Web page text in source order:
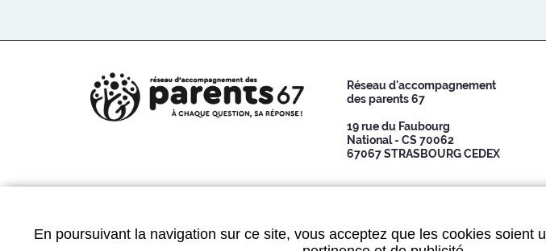
En poursuivant la navigation sur ce site, vous acceptez que les cookies soient
Réseau d'accompagnement
des parents 67
19 rue du Faubourg
National - CS 70062
67067 STRASBOURG CEDEX